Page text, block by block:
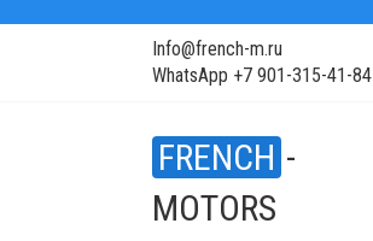
Info@french-m.ru
WhatsApp +7 901-315-41-84
FRENCH -
MOTORS